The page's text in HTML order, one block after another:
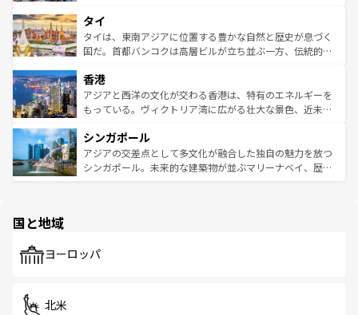
リティに包まれながら、韓国の多彩な魅力を心ゆくまで味
わってみてほしい。 なお、新着の韓国情報はコンテンツ一
覧を参照してほしい。
急速な発展と共に伝統が息づく。ハノイの古い町並みやホ
ーチミン市のフランス統治時代の建物も、独特の雰囲気を
醸し出している。また、バラエティの豊かさとおいしさで
とつ。フォーやバインミー、ベトナムコーヒーなどは、ぜ
ひ現地で味わいたい。どの地域を訪れてもあたたかい人々
が旅行者を迎えてくれるので、きっと忘れられない旅にな
参照してほしい。
タイ
タイは、東南アジアに位置する豊かな自然と歴史が息づく
国だ。首都バンコクは高層ビルが立ち並ぶ一方、伝統的な
の活気が交差している。北部ではチェンマイなどの山岳地
帯で自然と触れ合い、南部ではプーケットやクラビの美し
いビーチでリゾート気分を楽しむことができる。タイ料理
激する。気候は一年中温暖で、どの季節にも異なる楽しみ
が待っている。親しみやすいタイの人々、仏教を中心とし
た文化、そして多様な観光資源が、訪れる旅人を魅了し続
香港
アジアと西洋の文化が交わる香港は、特有のエネルギーを
もっている。ヴィクトリア湾に広がる壮大な景色、近未来
み、どこを訪れても感動するはず。観光スポットが密集し
ており、効率よく見どころを回れるのも魅力。息をのむよ
うな絶景から文化的な体験まで、香港を存分に楽しみ尽く
シンガポール
アジアの交差点として多文化が融合した独自の魅力を放つ
シンガポール。未来的な建築物が並ぶマリーナベイ、歴史
で、ホーカーズは地元の風情を楽しめる外せないスポット
国と地域
ヨーロッパ
北米